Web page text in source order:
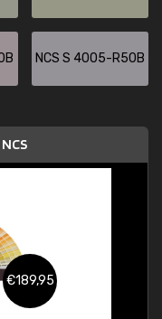
NCS S 4005-R50B
€189,95